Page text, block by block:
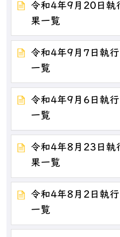
令和4年9月20日執
果一覧
令和4年9月7日執
一覧
令和4年9月6日執
一覧
令和4年8月23日執
果一覧
令和4年8月2日執
一覧